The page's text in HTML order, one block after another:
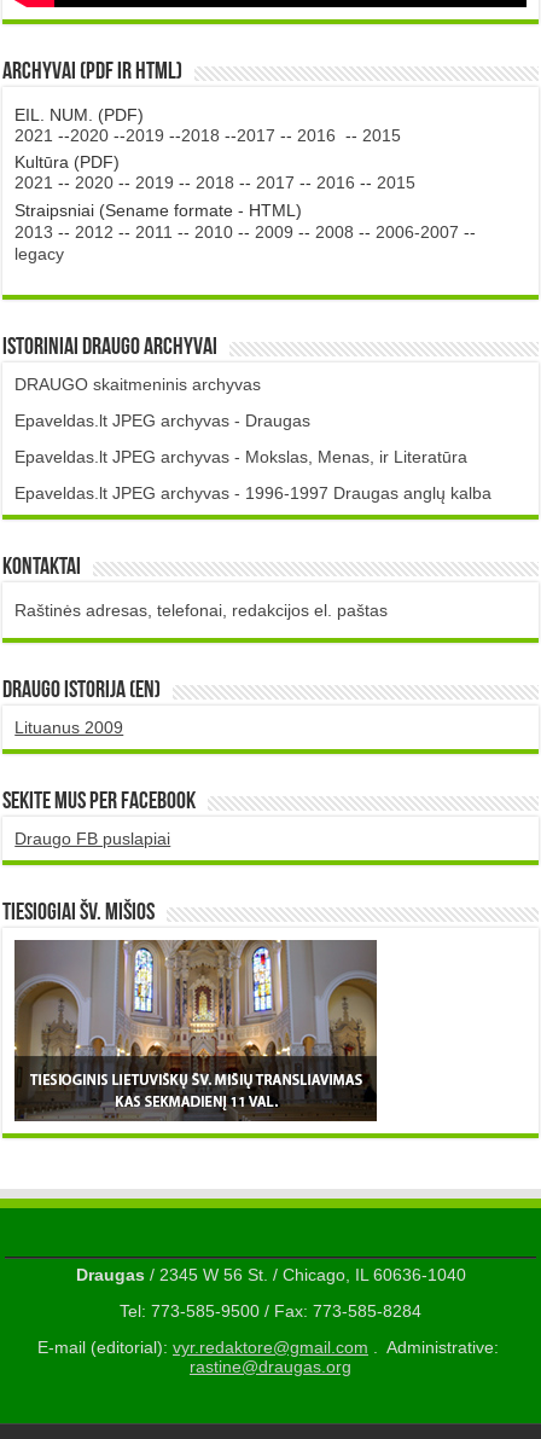
Archyvai (PDF ir HTML)
EIL. NUM. (PDF)
2021 --2020 --2019 --2018 --2017 --2016 --2015
Kultūra (PDF)
2021 --2020 --2019 --2018 --2017 --2016 --2015
Straipsniai (Sename formate - HTML)
2013 --2012 --2011 --2010 --2009 --2008 --2006-2007 --
legacy
Istoriniai DRAUGO Archyvai
DRAUGO skaitmeninis archyvas
Epaveldas.lt JPEG archyvas - Draugas
Epaveldas.lt JPEG archyvas - Mokslas, Menas, ir Literatūra
Epaveldas.lt JPEG archyvas - 1996-1997 Draugas anglų kalba
Kontaktai
Raštinės adresas, telefonai, redakcijos el. paštas
DRAUGO istorija (EN)
Lituanus 2009
Sekite mus per Facebook
Draugo FB puslapiai
TIESIOGIAI šv. MIŠIOS
Draugas/ 2345 W 56 St. / Chicago, IL 60636-1040
Tel: 773-585-9500 / Fax: 773-585-8284
E-mail (editorial): vyr.redaktore@gmail.com . Administrative:
rastine@draugas.org